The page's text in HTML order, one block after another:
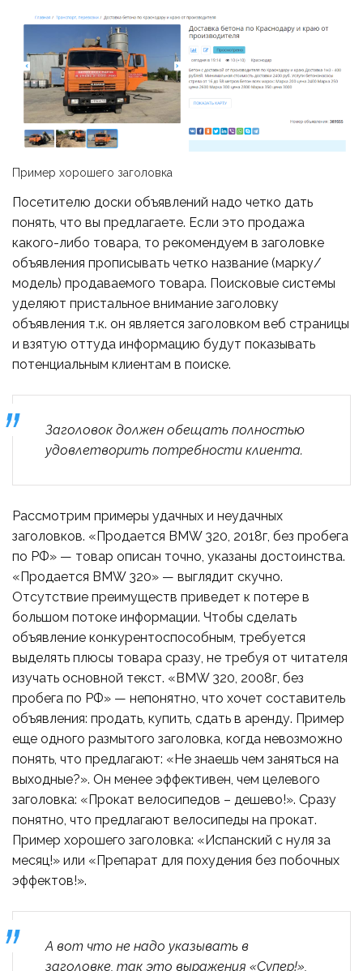
Пример хорошего заголовка
Посетителю доски объявлений надо четко дать
понять, что вы предлагаете. Если это продажа
какого-либо товара, то рекомендуем в заголовке
объявления прописывать четко название (марку/
модель) продаваемого товара. Поисковые системы
уделяют пристальное внимание заголовку
объявления т.к. он является заголовком веб страницы
и взятую оттуда информацию будут показывать
потенциальным клиентам в поиске.
Заголовок должен обещать полностью
удовлетворить потребности клиента.
Рассмотрим примеры удачных и неудачных
заголовков. «Продается BMW 320, 2018г, без пробега
по РФ» — товар описан точно, указаны достоинства.
«Продается BMW 320» — выглядит скучно.
Отсутствие преимуществ приведет к потере в
большом потоке информации. Чтобы сделать
объявление конкурентоспособным, требуется
выделять плюсы товара сразу, не требуя от читателя
изучать основной текст. «BMW 320, 2008г, без
пробега по РФ» — непонятно, что хочет составитель
объявления: продать, купить, сдать в аренду. Пример
еще одного размытого заголовка, когда невозможно
понять, что предлагают: «Не знаешь чем заняться на
выходные?». Он менее эффективен, чем целевого
заголовка: «Прокат велосипедов – дешево!». Сразу
понятно, что предлагают велосипеды на прокат.
Пример хорошего заголовка: «Испанский с нуля за
месяц!» или «Препарат для похудения без побочных
эффектов!».
А вот что не надо указывать в
заголовке, так это выражения «Супер!»,